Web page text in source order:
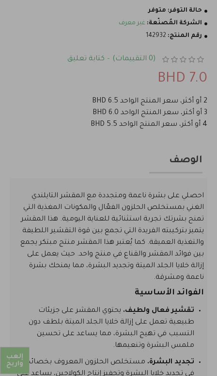
حالة التوفر: متوفر
الشركة المُصنّعة: غير معرف
رقم المنتج: 142932
(0 التقييمات) - كتابة تعليق
7.0 BHD
2 أو أكثر، سعر المنتج الواحد 6.5 BHD
3 أو أكثر، سعر المنتج الواحد 6.0 BHD
4 أو أكثر، سعر المنتج الواحد 5.5 BHD
الوصف
احصلي على بشرة ناعمة ومتجددة مع المقشر التايلندي
الغني بمستخلص الحلزون الفعّال والمكونات المغذية التي
تمنح بشرتك تجربة استثنائية للعناية اليومية. هذا المقشر
يتميز بتركيبته الفريدة التي تجمع بين قوة التقشير اللطيفة
والتغذية العميقة. كما يُعتبر هذا المقشر منتج مبتكر يجمع
بين فوائد المقشر والقناع في منتج واحد. حيث يعمل على
إزالة خلايا الجلد الميتة وتجديد البشرة، مما يمنحك بشرة
ناعمة ومشرقة.
الفوائد الأساسية
تقشير فعال ولطيف. يحتوي المقشر على جزيئات
طبيعية تعمل على إزالة خلايا الجلد الميتة بلطف دون
التسبب في تهيج البشرة، مما يساعد على تحسين
ملمس البشرة وتنعيمها.
تجديد البشرة. مستخلص الحلزون المعروف بخصائصه
في تجديد خلايا البشرة وتحفيز إنتاج الكولاجين، يساعد على
إلعب
واربح